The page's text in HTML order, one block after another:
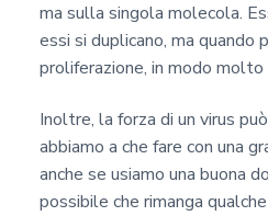
ma sulla singola molecola.
essi si duplicano, ma quando
proliferazione, in modo molto
Inoltre, la forza di un virus
abbiamo a che fare con una
anche se usiamo una buona
possibile che rimanga